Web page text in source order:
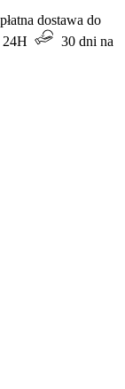
dostawa do
24H
30 dni na